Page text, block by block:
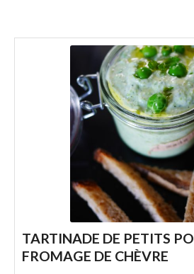
TARTINADE DE PETITS
FROMAGE DE CHÈVRE